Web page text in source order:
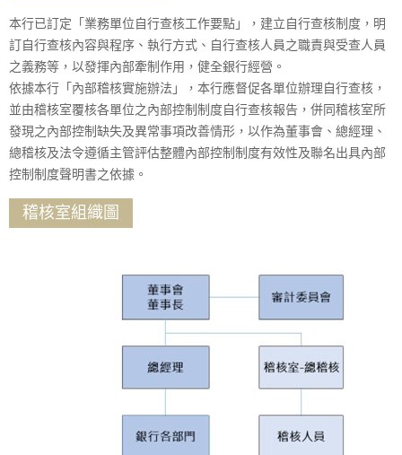
本行已訂定「業務單位自行查核工作要點」，建立自行查核制度，明
訂自行查核內容與程序、執行方式、自行查核人員之職責與受查人員
之義務等，以發揮內部牽制作用，健全銀行經營。
依據本行「內部稽核實施辦法」，本行應督促各單位辦理自行查核，
並由稽核室覆核各單位之內部控制制度自行查核報告，併同稽核室所
發現之內部控制缺失及異常事項改善情形，以作為董事會、總經理、
總稽核及法令遵循主管評估整體內部控制制度有效性及聯名出具內部
控制制度聲明書之依據。
稽核室組織圖